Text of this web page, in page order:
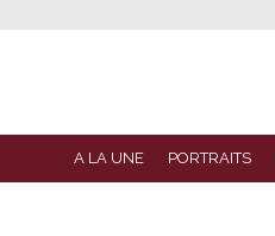
A LA UNE PORTRAITS